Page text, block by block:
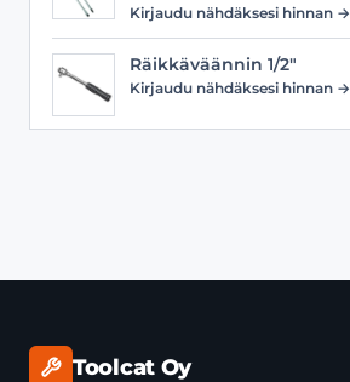
Kirjaudu nähdäksesi hinnan →
Räikkäväännin 1/2"
Kirjaudu nähdäksesi hinnan →
Toolcat Oy